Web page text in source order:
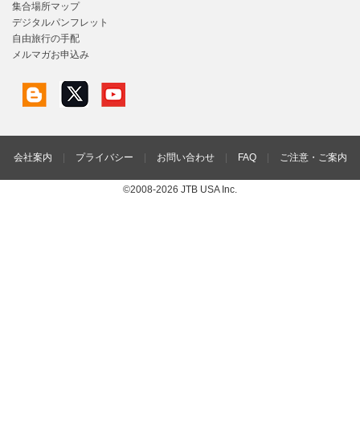
集合場所マップ
デジタルパンフレット
自由旅行の手配
メルマガお申込み
会社案内 プライバシー お問い合わせ FAQ ご注意・ご案内
©2008-2026 JTB USA Inc.